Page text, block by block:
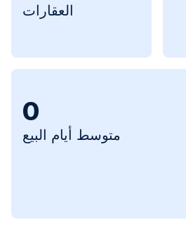
العقارات
0
متوسط أيام البيع